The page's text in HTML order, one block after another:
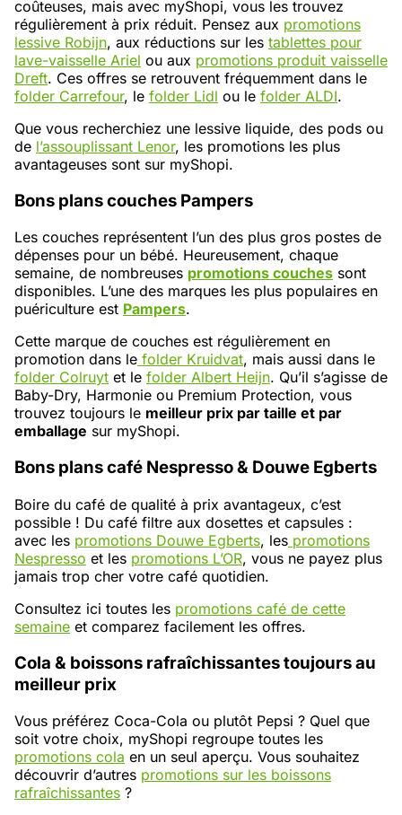
coûteuses, mais avec myShopi, vous les trouvez
régulièrement à prix réduit. Pensez aux promotions
lessive Robijn, aux réductions sur les tablettes pour
lave-vaisselle Ariel ou aux promotions produit vaisselle
Dreft. Ces offres se retrouvent fréquemment dans le
folder Carrefour, le folder Lidl ou le folder ALDI.
Que vous recherchiez une lessive liquide, des pods ou
de l’assouplissant Lenor, les promotions les plus
avantageuses sont sur myShopi.
Bons plans couches Pampers
Les couches représentent l’un des plus gros postes de
dépenses pour un bébé. Heureusement, chaque
semaine, de nombreuses promotions couches sont
disponibles. L’une des marques les plus populaires en
puériculture est Pampers.
Cette marque de couches est régulièrement en
promotion dans le folder Kruidvat, mais aussi dans le
folder Colruyt et le folder Albert Heijn. Qu’il s’agisse de
Baby-Dry, Harmonie ou Premium Protection, vous
trouvez toujours le meilleur prix par taille et par
emballage sur myShopi.
Bons plans café Nespresso & Douwe Egberts
Boire du café de qualité à prix avantageux, c’est
possible ! Du café filtre aux dosettes et capsules :
avec les promotions Douwe Egberts, les promotions
Nespresso et les promotions L’OR, vous ne payez plus
jamais trop cher votre café quotidien.
Consultez ici toutes les promotions café de cette
semaine et comparez facilement les offres.
Cola & boissons rafraîchissantes toujours au
meilleur prix
Vous préférez Coca-Cola ou plutôt Pepsi ? Quel que
soit votre choix, myShopi regroupe toutes les
promotions cola en un seul aperçu. Vous souhaitez
découvrir d’autres promotions sur les boissons
rafraîchissantes ?